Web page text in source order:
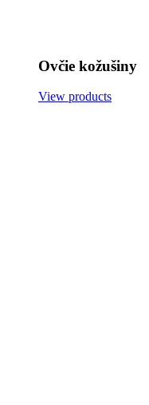
Ovčie kožušiny
View products